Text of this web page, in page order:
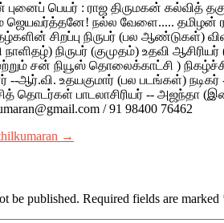
(தின இதழ் நாளிதழ் ) தொலைக்காட்சிப் பணி : நிகழ்ச்சி
-- அஜந்தா (தமிழ் , தெலுங்கு ) -- நட்புக்காக (இரும்புக் கோட்டை முரட்டு சிங்கம் , முத்துக்கு முத்தாக) -- கஸ்தூரி ,
(ஜாபர் ) அடுத்த கட்டம் : திரைப்பட இயக்கம் /நடிப்பு / எழுத்து
தொடர்புக்கு : su.senthilkumaran@gmail.com / 91 98400 76462
→
be published. Required fields are marked